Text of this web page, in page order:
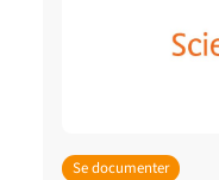
Se documenter